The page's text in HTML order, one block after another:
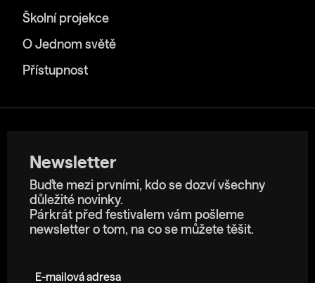
Školní projekce
O Jednom světě
Přístupnost
Newsletter
Buďte mezi prvními, kdo se dozví všechny
důležité novinky.
Párkrát před festivalem vám pošleme
newsletter o tom, na co se můžete těšit.